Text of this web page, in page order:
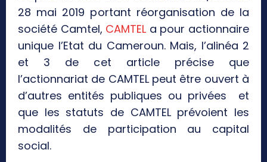
28 mai 2019 portant réorganisation de la
société Camtel, CAMTEL a pour actionnaire
unique l’Etat du Cameroun. Mais, l’alinéa 2
et 3 de cet article précise que
l’actionnariat de CAMTEL peut être ouvert à
d’autres entités publiques ou privées et
que les statuts de CAMTEL prévoient les
modalités de participation au capital
social.